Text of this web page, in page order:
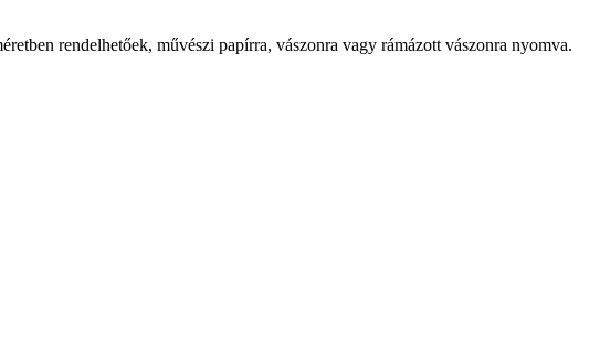
rendelhetőek, művészi papírra, vászonra vagy rámázott vászonra nyomva.